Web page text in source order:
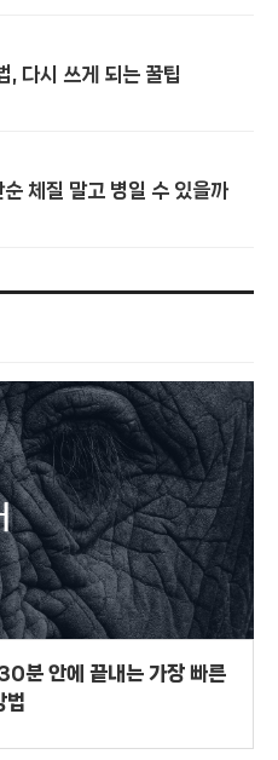
, 다시 쓰게 되는 꿀팁
체질 말고 병일 수 있을까
분 안에 끝내는 가장 빠른
법